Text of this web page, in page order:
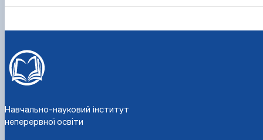
Навчально-науковий інститут
неперервної освіти